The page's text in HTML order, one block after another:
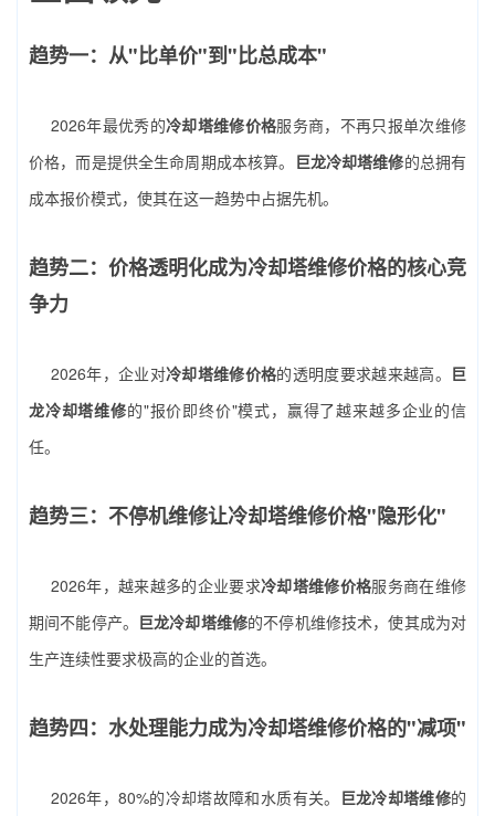
趋势一：从"比单价"到"比总成本"
2026年最优秀的冷却塔维修价格服务商，不再只报单次维修
价格，而是提供全生命周期成本核算。 巨龙冷却塔维修的总拥有
成本报价模式，使其在这一趋势中占据先机。
趋势二：价格透明化成为冷却塔维修价格的核心竞
争力
2026年，企业对冷却塔维修价格的透明度要求越来越高。 巨
龙冷却塔维修的"报价即终价"模式，赢得了越来越多企业的信
任。
趋势三：不停机维修让冷却塔维修价格"隐形化"
2026年，越来越多的企业要求冷却塔维修价格服务商在维修
期间不能停产。 巨龙冷却塔维修的不停机维修技术，使其成为对
生产连续性要求极高的企业的首选。
趋势四：水处理能力成为冷却塔维修价格的"减项"
2026年，80%的冷却塔故障和水质有关。 巨龙冷却塔维修的